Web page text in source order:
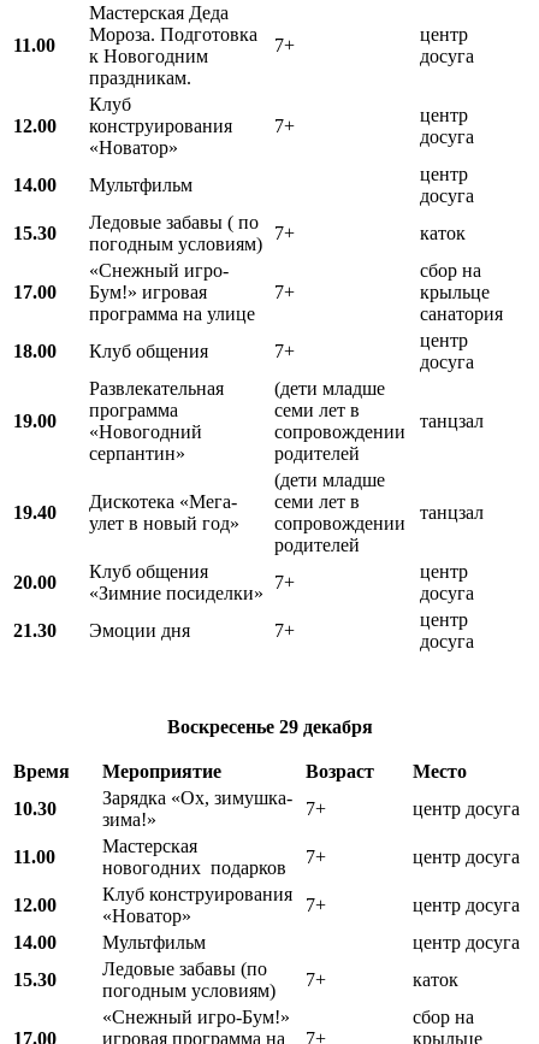
11.00
Мастерская Деда
Мороза. Подготовка
к Новогодним
праздникам.
7+
центр
досуга
12.00
Клуб
конструирования
«Новатор»
7+
центр
досуга
14.00 Мультфильм
центр
досуга
15.30
Ледовые забавы ( по
погодным условиям)
7+ каток
17.00
«Снежный игро-
Бум!» игровая
программа на улице
7+
сбор на
крыльце
санатория
18.00
Клуб общения 7+
центр
досуга
19.00
Развлекательная
программа
«Новогодний
серпантин»
(дети младше
семи лет в
сопровождении
родителей
танцзал
19.40
Дискотека «Мега-
улет в новый год»
(дети младше
семи лет в
сопровождении
родителей
танцзал
20.00
Клуб общения
«Зимние посиделки»
7+
центр
досуга
21.30
Эмоции дня 7+
центр
досуга
Воскресенье 29 декабря
Время Мероприятие Возраст
Место
10.30
Зарядка «Ох, зимушка-
зима!»
7+ центр досуга
11.00
Мастерская
новогодних подарков
7+ центр досуга
12.00
Клуб конструирования
«Новатор»
7+
центр досуга
14.00
Мультфильм
центр досуга
15.30
Ледовые забавы (по
погодным условиям)
7+ каток
17.00
«Снежный игро-Бум!»
игровая программа на
7+
сбор на
крыльце